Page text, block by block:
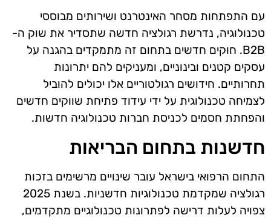
עם התפתחות מסחר האינטרנט ושירותים מבוססי
טכנולוגיה, נדרשת רגולציה חדשה שתסדיר את שוק ה-
B2B. חוקים חדשים בתחום זה מתמקדים בהגנה על
עסקים קטנים ובינוניים, ומעניקים להם יתרונות
תחרותיים. חידושים רגולטוריים אלו יכולים להוביל
לצמיחה טכנולוגית על ידי עידוד פתיחת שווקים חדשים
והפחתת חסמים לכניסת חברות טכנולוגיה חדשות.
חדשנות בתחום הבריאות
התחום הרפואי בישראל עובר שינויים מרשימים בזכות
רגולציה שמקדמת טכנולוגיות חדשניות. בשנת 2025
צפויה לעלות דרישה לפתרונות טכנולוגיים מתקדמים,